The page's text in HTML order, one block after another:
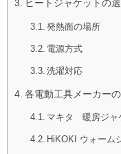
ヒートジャケットの
発熱面の場所
電源方式
洗濯対応
各電動工具メーカー
マキタ 暖房ジャ
HiKOKI ウォーム